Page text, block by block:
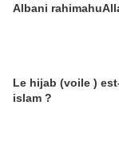
Albani
Le hijab (voile )
islam ?